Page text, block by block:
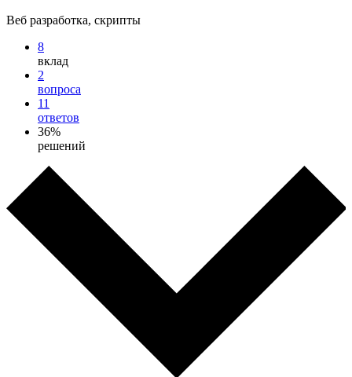
Веб разработка, скрипты
8
вклад
2
вопроса
11
ответов
36%
решений